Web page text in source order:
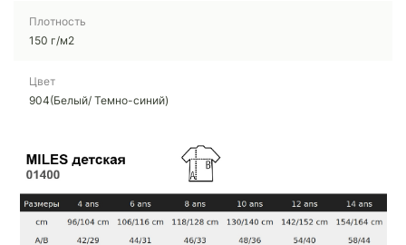
Плотность
150 г/м2
Цвет
904(Белый/ Темно-синий)